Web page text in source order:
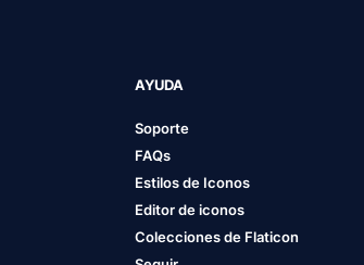
AYUDA
Soporte
FAQs
Estilos de Iconos
Editor de iconos
Colecciones de Flaticon